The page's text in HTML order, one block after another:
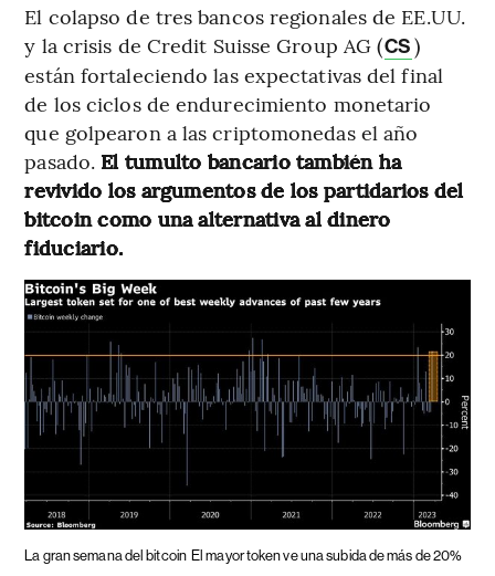
El colapso de tres bancos regionales de EE.UU.
y la crisis de Credit Suisse Group AG (CS)
están fortaleciendo las expectativas del final
de los ciclos de endurecimiento monetario
que golpearon a las criptomonedas el año
pasado. El tumulto bancario también ha
revivido los argumentos de los partidarios del
bitcoin como una alternativa al dinero
fiduciario.
La gran semana del bitcoin El mayor token ve una subida de más de 20%